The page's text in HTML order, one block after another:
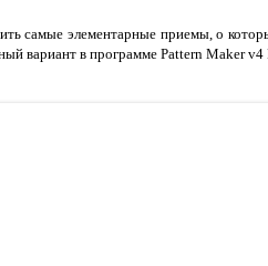
самые элементарные приемы, о
вариант в программе Pattern Maker v4